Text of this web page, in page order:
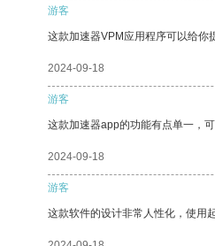
游客
这款加速器VPM应用程序可以给你
2024-09-18
游客
这款加速器app的功能有点单一，
2024-09-18
游客
这款软件的设计非常人性化，使用